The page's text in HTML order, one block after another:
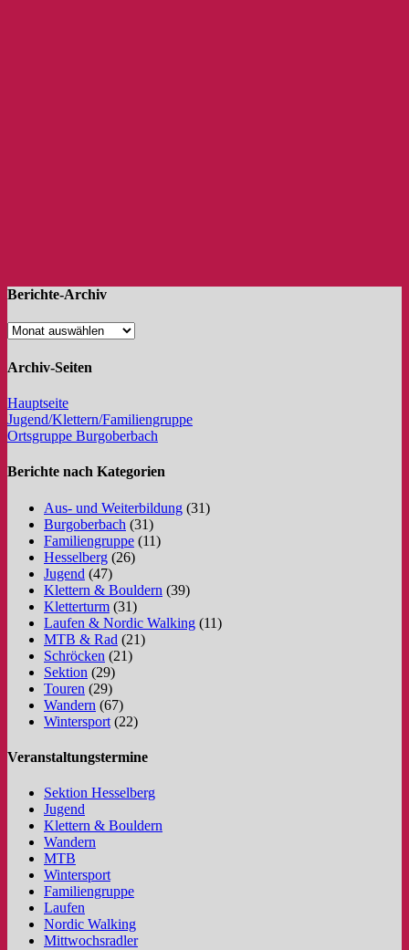
Berichte-Archiv
Archiv-Seiten
Hauptseite
Jugend/Klettern/Familiengruppe
Ortsgruppe Burgoberbach
Berichte nach Kategorien
Aus- und Weiterbildung (31)
Burgoberbach (31)
Familiengruppe (11)
Hesselberg (26)
Jugend (47)
Klettern & Bouldern (39)
Kletterturm (31)
Laufen & Nordic Walking (11)
MTB & Rad (21)
Schröcken (21)
Sektion (29)
Touren (29)
Wandern (67)
Wintersport (22)
Veranstaltungstermine
Sektion Hesselberg
Jugend
Klettern & Bouldern
Wandern
MTB
Wintersport
Familiengruppe
Laufen
Nordic Walking
Mittwochsradler